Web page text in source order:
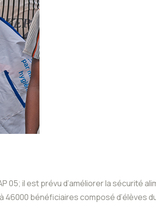
05; il est prévu d’améliorer la sécurité
bénéficiaires composé d’élèves